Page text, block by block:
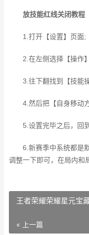
放技能红线关闭教程
1.打开【设置】页面;
2.在左侧选择【操作
3.往下翻找到【技能
4.然后把【自身移动
5.设置完毕之后，回
6.新赛季中系统都是
调整一下即可，在局内和
王者荣耀荣耀星元宝
« 上一篇